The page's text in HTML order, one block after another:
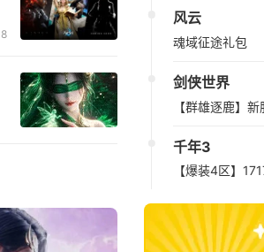
08/
8
风云
魂域征途礼包
剑侠世界
【群雄逐鹿】
千年3
【爆装4区】